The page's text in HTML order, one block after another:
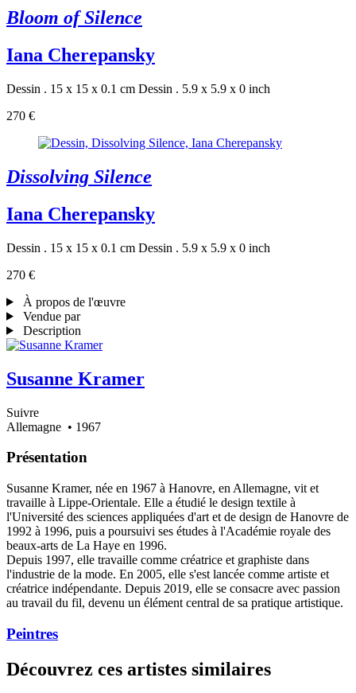
Bloom of Silence
Iana Cherepansky
Dessin . 15 x 15 x 0.1 cm Dessin . 5.9 x 5.9 x 0 inch
270 €
Dissolving Silence
Iana Cherepansky
Dessin . 15 x 15 x 0.1 cm Dessin . 5.9 x 5.9 x 0 inch
270 €
À propos de l'œuvre
Vendue par
Description
Susanne Kramer
Suivre
Allemagne • 1967
Présentation
Susanne Kramer, née en 1967 à Hanovre, en Allemagne, vit et
travaille à Lippe-Orientale. Elle a étudié le design textile à
l'Université des sciences appliquées d'art et de design de Hanovre de
1992 à 1996, puis a poursuivi ses études à l'Académie royale des
beaux-arts de La Haye en 1996.
Depuis 1997, elle travaille comme créatrice et graphiste dans
l'industrie de la mode. En 2005, elle s'est lancée comme artiste et
créatrice indépendante. Depuis 2019, elle se consacre avec passion
au travail du fil, devenu un élément central de sa pratique artistique.
Peintres
Découvrez ces artistes similaires